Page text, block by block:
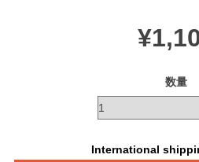
数量
International